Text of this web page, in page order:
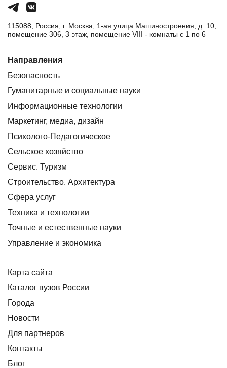
115088, Россия, г. Москва, 1-ая улица Машиностроения, д. 10,
помещение 306, 3 этаж, помещение VIII - комнаты с 1 по 6
Направления
Безопасность
Гуманитарные и социальные науки
Информационные технологии
Маркетинг, медиа, дизайн
Психолого-Педагогическое
Сельское хозяйство
Сервис. Туризм
Строительство. Архитектура
Сфера услуг
Техника и технологии
Точные и естественные науки
Управление и экономика
Карта сайта
Каталог вузов России
Города
Новости
Для партнеров
Контакты
Блог